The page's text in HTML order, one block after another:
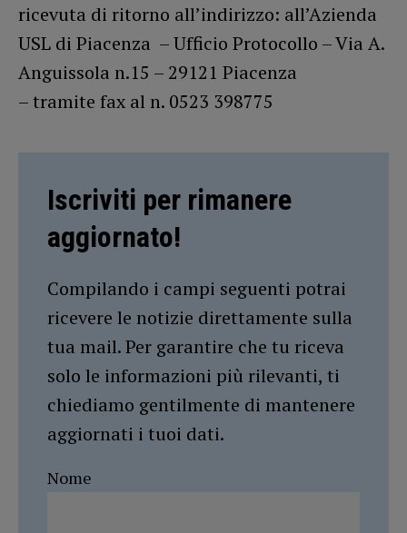
ricevuta di ritorno all’indirizzo: all’Azienda
USL di Piacenza – Ufficio Protocollo – Via A.
Anguissola n.15 – 29121 Piacenza
– tramite fax al n. 0523 398775
Iscriviti per rimanere
aggiornato!
Compilando i campi seguenti potrai
ricevere le notizie direttamente sulla
tua mail. Per garantire che tu riceva
solo le informazioni più rilevanti, ti
chiediamo gentilmente di mantenere
aggiornati i tuoi dati.
Nome